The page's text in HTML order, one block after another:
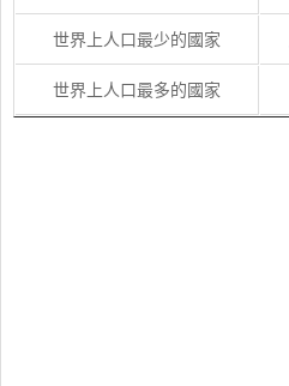
世界上人口最少的國家
世界上人口最多的國家